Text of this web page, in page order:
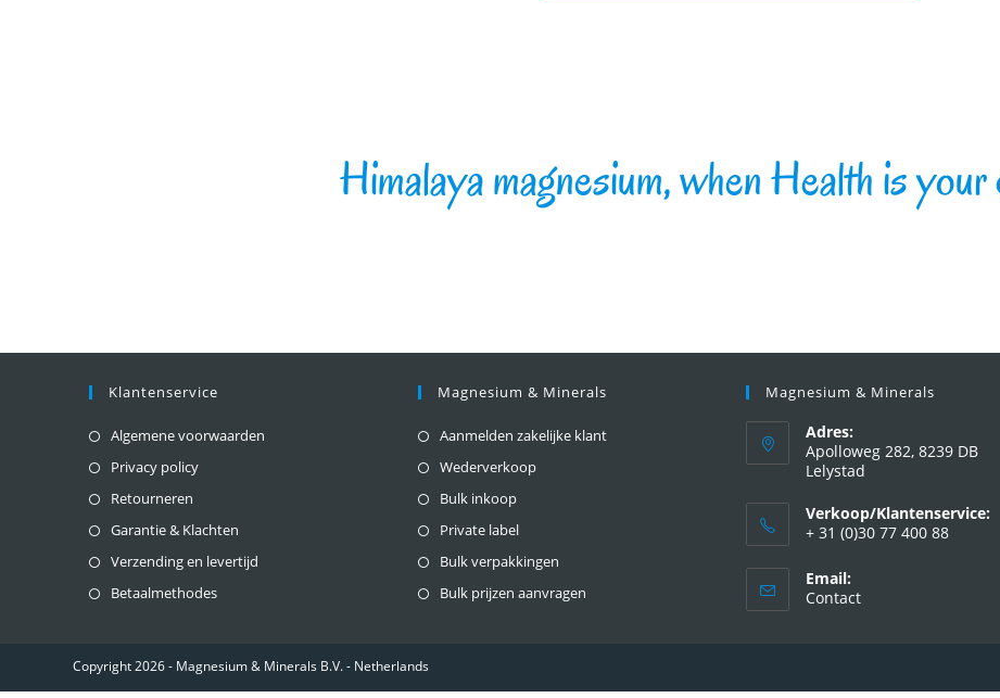
Himalaya magnesium, when Health is
Klantenservice
Algemene voorwaarden
Privacy policy
Retourneren
Garantie & Klachten
Verzending en levertijd
Betaalmethodes
Magnesium & Minerals
Aanmelden zakelijke klant
Wederverkoop
Bulk inkoop
Private label
Bulk verpakkingen
Bulk prijzen aanvragen
Magnesium & Minerals
Adres:
Apolloweg 282, 8239 DB
Lelystad
Verkoop/Klantenservice:
+ 31 (0)30 77 400 88
Email:
Contact
Copyright 2026 - Magnesium & Minerals B.V. - Netherlands